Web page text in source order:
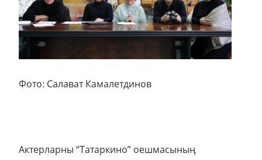
Фото: Салават Камалетдинов
Актерларны “Татаркино” оешмасының